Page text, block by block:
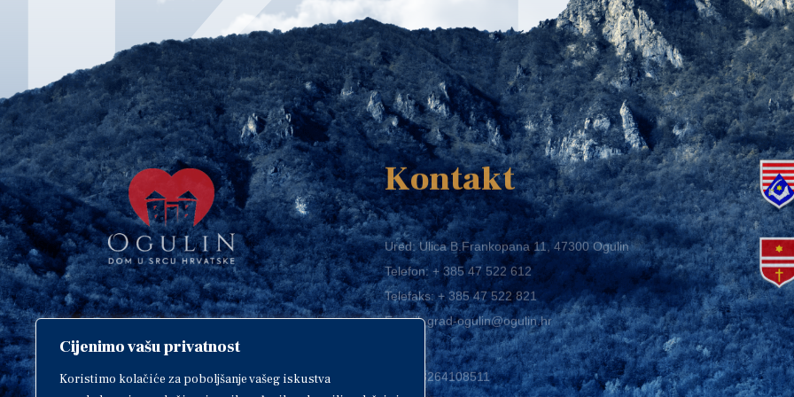
Cijenimo vašu privatnost
Koristimo kolačiće za poboljšanje vašeg iskustva
Copyright © 2018. Grad Ogulin,
sva prava pridržana.
Kontakt
Ured: Ulica B.Frankopana 11, 47300 Ogulin
Telefon:+ 385 47 522 612
Telefaks:+ 385 47 522 821
E-mail:grad-ogulin@ogulin.hr
OIB: 58264108511
IBAN: HR1424020061829700009